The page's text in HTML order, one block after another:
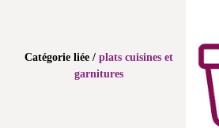
Catégorie liée / plats cuisines et
garnitures